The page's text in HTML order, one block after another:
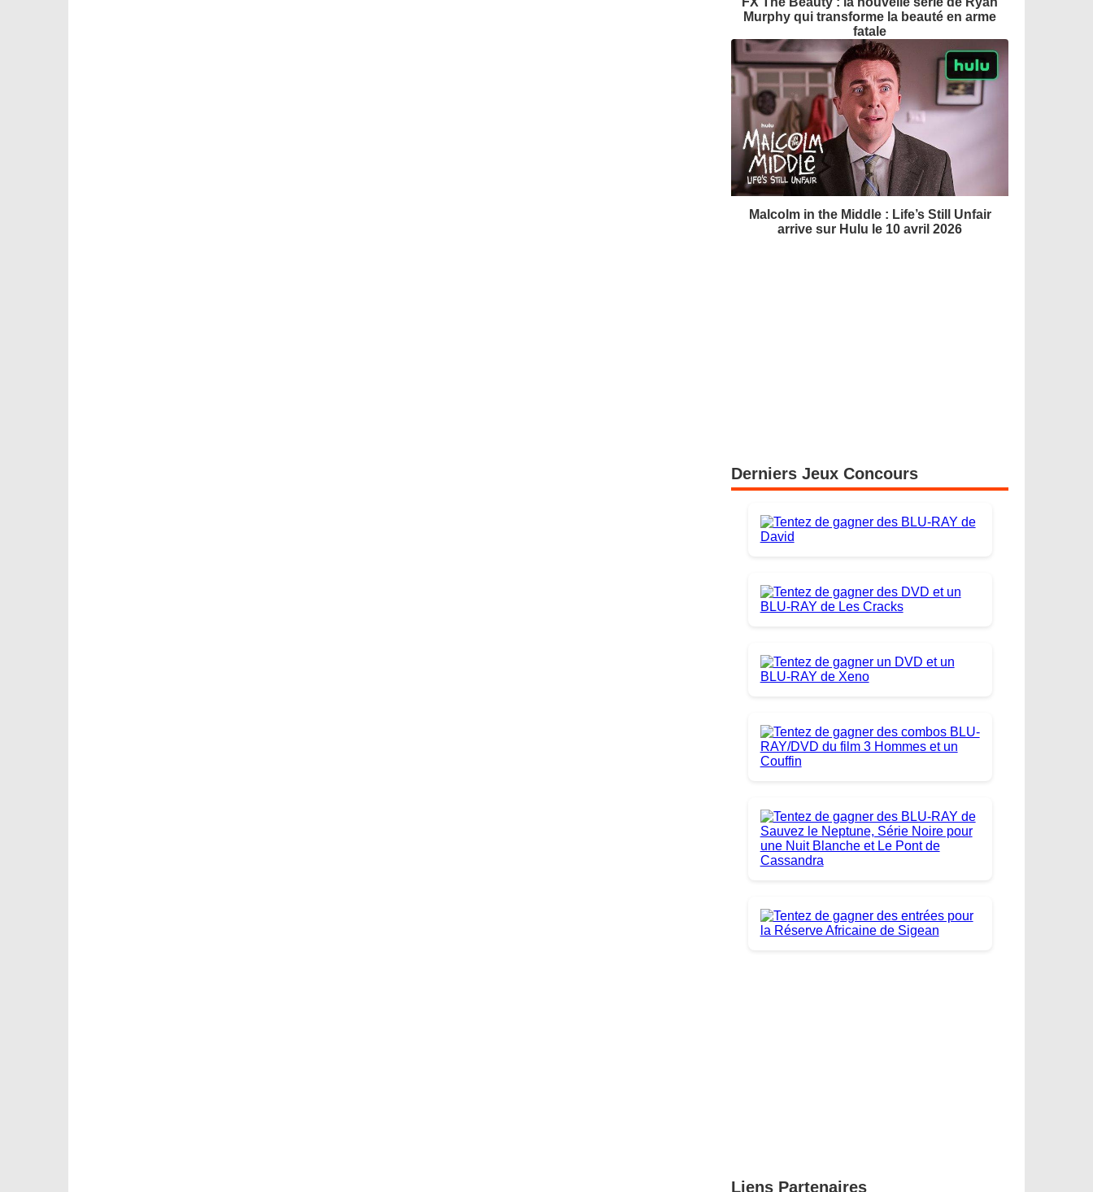
Murphy qui transforme la beauté en arme
fatale
Malcolm in the Middle : Life’s Still Unfair
arrive sur Hulu le 10 avril 2026
Derniers Jeux Concours
Liens Partenaires